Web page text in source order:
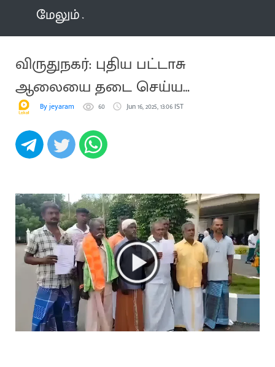
மேலும்
விருதுநகர்: புதிய பட்டாசு
ஆலையை தடை செய்ய
ஆட்சியரிடம் மனு
By jeyaram 60 Jun 16, 2025, 13:06 IST